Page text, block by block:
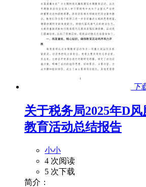
下
关于税务局2025年D
教育活动总结报告
小小
4 次阅读
5 次下载
简介：